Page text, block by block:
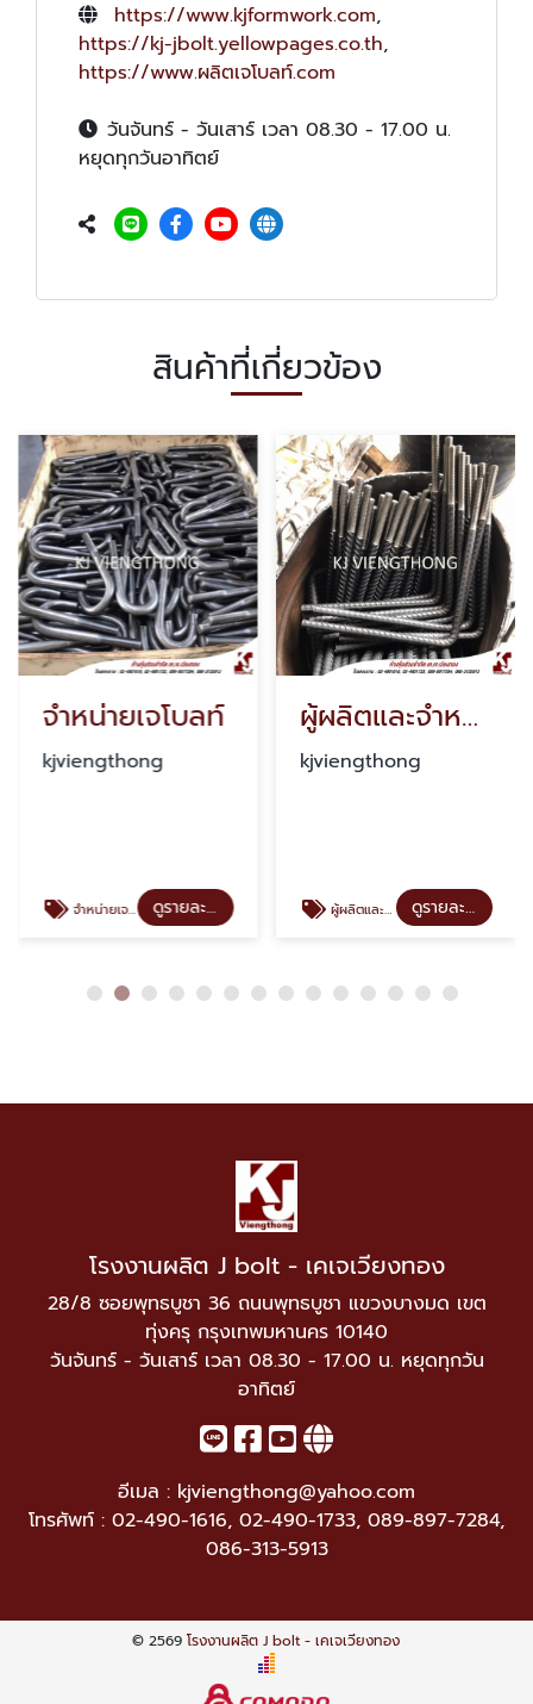
https://www.kjformwork.com,
https://kj-jbolt.yellowpages.co.th,
https://www.ผลิตเจโบลท์.com
วันจันทร์ - วันเสาร์ เวลา 08.30 - 17.00 น.
หยุดทุกวันอาทิตย์
สินค้าที่เกี่ยวข้อง
จำหน่ายเจโบลท์
kjviengthong
จำหน่ายเจโบลท์ ดูรายละเอียด
ผู้ผลิตและจำหน่ายเจโบลท์ เพลท ราคาโรงงาน
kjviengthong
ผู้ผลิตและจำหน่ายเจโบลท์ เพลท ราคาโรงงาน ดูรายละเอียด
โรงงานผลิต J bolt - เคเจเวียงทอง
28/8 ซอยพุทธบูชา 36 ถนนพุทธบูชา แขวงบางมด เขต
ทุ่งครุ กรุงเทพมหานคร 10140
วันจันทร์ - วันเสาร์ เวลา 08.30 - 17.00 น. หยุดทุกวัน
อาทิตย์
อีเมล : kjviengthong@yahoo.com
โทรศัพท์ : 02-490-1616, 02-490-1733, 089-897-7284,
086-313-5913
© 2569โรงงานผลิต J bolt - เคเจเวียงทอง